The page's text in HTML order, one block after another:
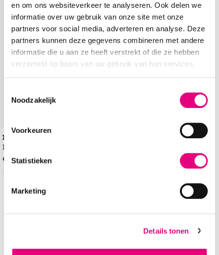
en om ons websiteverkeer te analyseren. Ook delen we
informatie over uw gebruik van onze site met onze
partners voor social media, adverteren en analyse. Deze
partners kunnen deze gegevens combineren met andere
informatie die u aan ze heeft verstrekt of die ze hebben
verzameld op basis van uw gebruik van hun services.
Noodzakelijk
Voorkeuren
Statistieken
Marketing
Details tonen
Add to Wishlist
Belizia
Pantoffels
€ 29,99
Contact